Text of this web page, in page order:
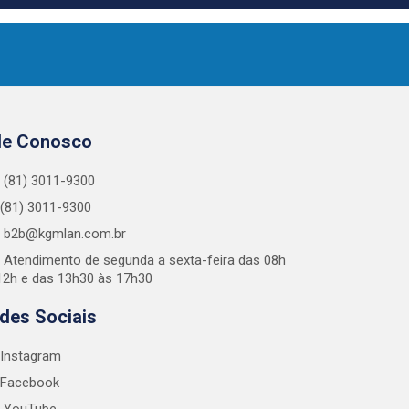
Conosco
(81) 3011-9300
(81) 3011-9300
b2b@kgmlan.com.br
Atendimento de segunda a sexta-feira das 08h
e das 13h30 às 17h30
Sociais
Instagram
Facebook